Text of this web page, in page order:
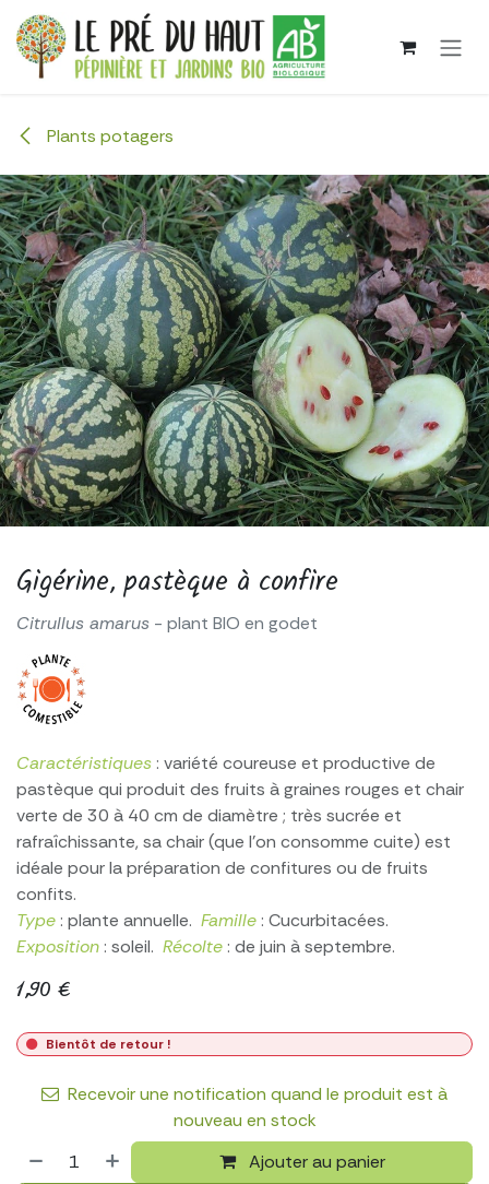
Se rendre au contenu
Plants potagers
Gigérine, pastèque à confire
Citrullus amarus - plant BIO en godet
Caractéristiques : variété coureuse et productive de
pastèque qui produit des fruits à graines rouges et chair
verte de 30 à 40 cm de diamètre ; très sucrée et
rafraîchissante, sa chair (que l’on consomme cuite) est
idéale pour la préparation de confitures ou de fruits
confits.
Type : plante annuelle. Famille : Cucurbitacées.
Exposition : soleil. Récolte : de juin à septembre.
1,90 €
Bientôt de retour !
Recevoir une notification quand le produit est à
nouveau en stock
Ajouter au panier